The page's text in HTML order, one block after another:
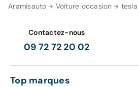
Aramisauto Voiture occasion tesla
Contactez-nous
09 72 72 20 02
Top marques